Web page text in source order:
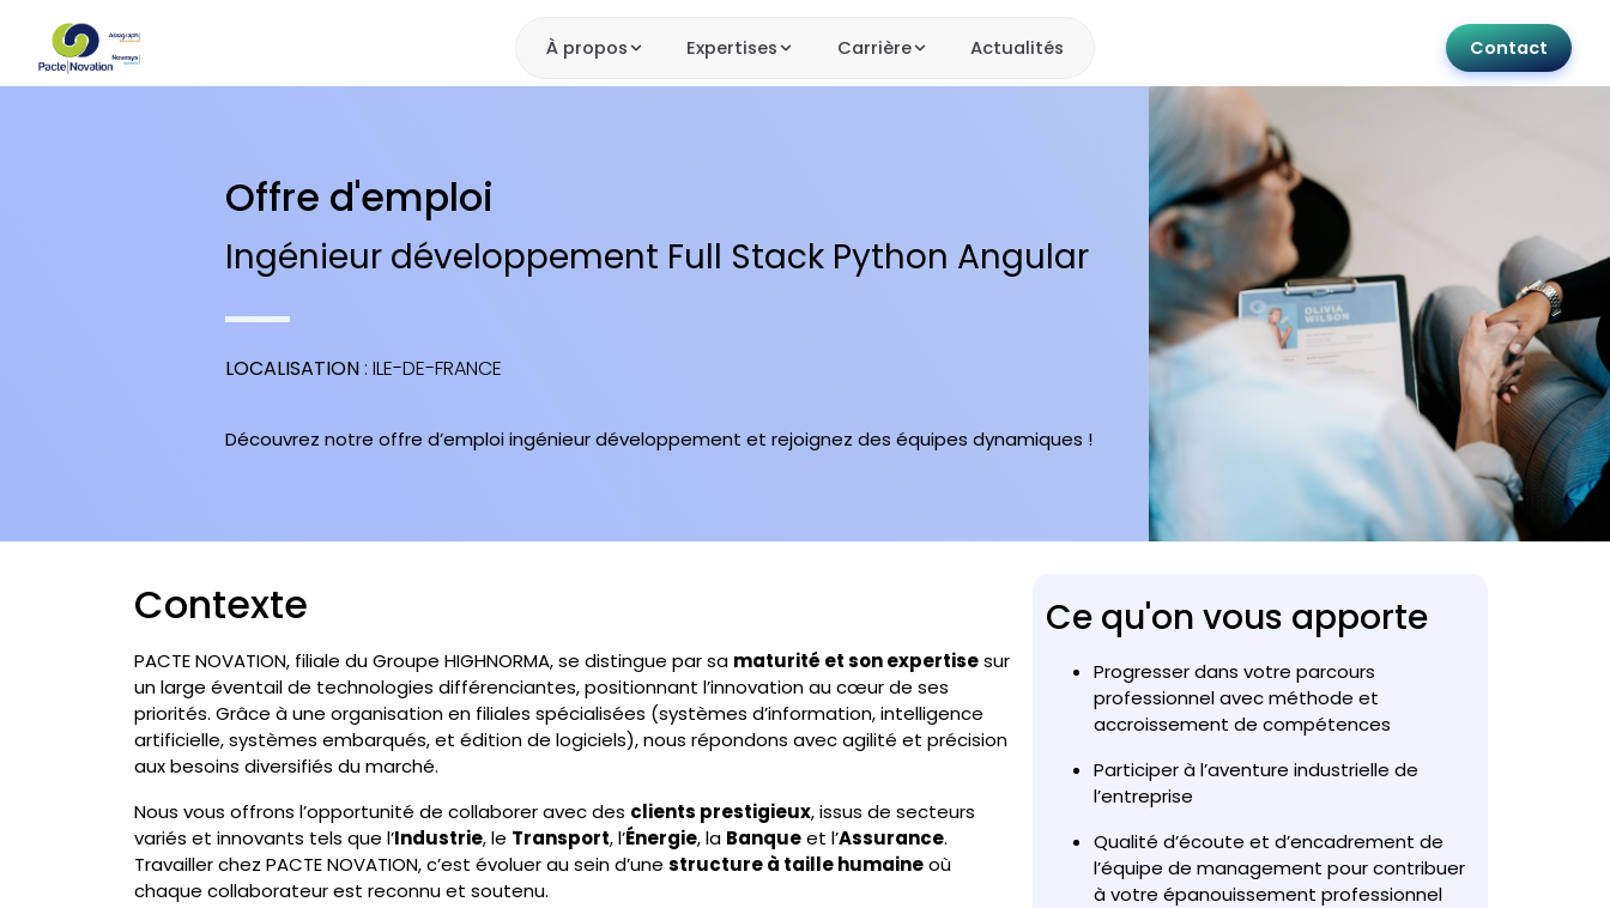
À propos Expertises Carrière Actualités Contact
Offre d'emploi
Ingénieur développement Full Stack Python Angular
LOCALISATION : ILE-DE-FRANCE
Découvrez notre offre d’emploi ingénieur développement et rejoignez des équipes dynamiques !
Contexte
PACTE NOVATION, filiale du Groupe HIGHNORMA, se distingue par sa maturité et son expertisesur
un large éventail de technologies différenciantes, positionnant l’innovation au cœur de ses
priorités. Grâce à une organisation en filiales spécialisées (systèmes d’information, intelligence
artificielle, systèmes embarqués, et édition de logiciels), nous répondons avec agilité et précision
aux besoins diversifiés du marché.
Nous vous offrons l’opportunité de collaborer avec des clients prestigieux, issus de secteurs
variés et innovants tels que l’Industrie, le Transport, l’Énergie, la Banqueet l’Assurance.
Travailler chez PACTE NOVATION, c’est évoluer au sein d’une structure à taille humaineoù
chaque collaborateur est reconnu et soutenu.
Ce qu'on vous apporte
Progresser dans votre parcours
professionnel avec méthode et
accroissement de compétences
Participer à l’aventure industrielle de
l’entreprise
Qualité d’écoute et d’encadrement de
l’équipe de management pour contribuer
à votre épanouissement professionnel